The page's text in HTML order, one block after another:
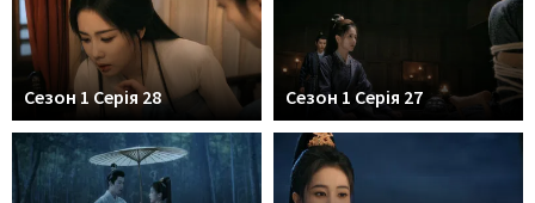
Сезон 1 Серія 28 Сезон 1 Серія 27